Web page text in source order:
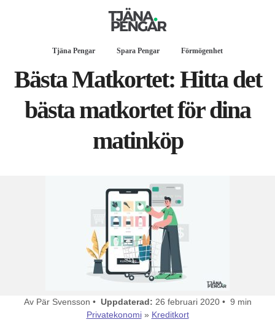
Tjäna Pengar Spara Pengar Förmögenhet
Bästa Matkortet: Hitta det
bästa matkortet för dina
matinköp
Av Pär Svensson • Uppdaterad: 26 februari 2020 • 9 min
Privatekonomi» Kreditkort